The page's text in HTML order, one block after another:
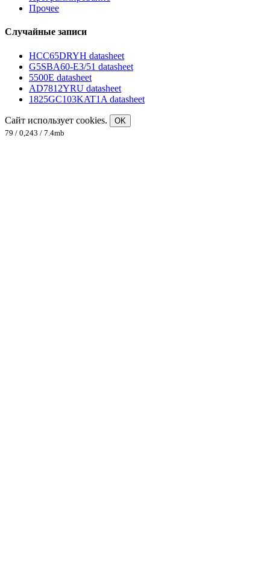
Прочее
Случайные записи
HCC65DRYH datasheet
G5SBA60-E3/51 datasheet
5500E datasheet
AD7812YRU datasheet
1825GC103KAT1A datasheet
Сайт использует cookies.
OK
79 / 0,243 / 7.4mb